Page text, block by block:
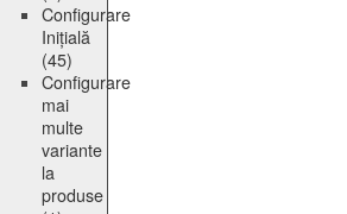
Configurare
Inițială
(45)
Configurare
mai
multe
variante
la
produse